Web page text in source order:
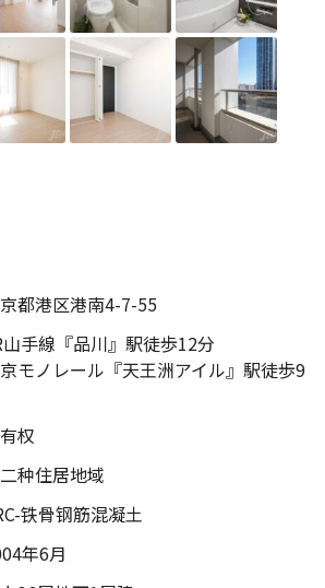
都港区港南4-7-55
山手線『品川』駅徒歩12分
モノレール『天王洲アイル』駅徒歩9
权
种住居地域
铁骨钢筋混凝土
年6月